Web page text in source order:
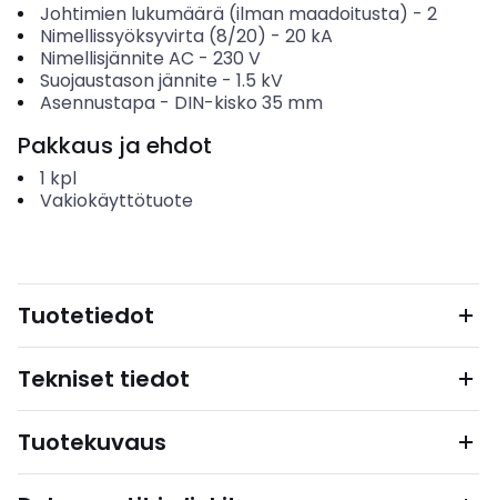
Johtimien lukumäärä (ilman maadoitusta) - 2
Nimellissyöksyvirta (8/20) - 20 kA
Nimellisjännite AC - 230 V
Suojaustason jännite - 1.5 kV
Asennustapa- DIN-kisko 35 mm
Pakkaus ja ehdot
1 kpl
Vakiokäyttötuote
Tuotetiedot
Tekniset tiedot
Tuotekuvaus